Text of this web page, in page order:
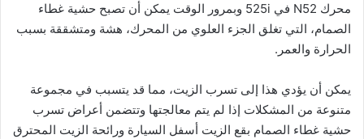
محرك N52 في 525i وبمرور الوقت يمكن أن تصبح حشية غطاء
الصمام، التي تغلق الجزء العلوي من المحرك، هشة ومتشققة بسبب
الحرارة والعمر.
يمكن أن يؤدي هذا إلى تسرب الزيت، مما قد يتسبب في مجموعة
متنوعة من المشكلات إذا لم يتم معالجتها وتتضمن أعراض تسرب
حشية غطاء الصمام بقع الزيت أسفل السيارة ورائحة الزيت المحترق